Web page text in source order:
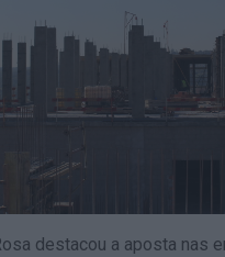
destacou a aposta nas